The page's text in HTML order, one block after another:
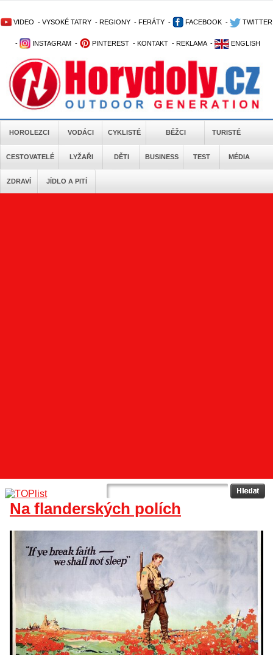
VIDEO - VYSOKÉ TATRY - REGIONY - FERÁTY - FACEBOOK - TWITTER
- INSTAGRAM - PINTEREST - KONTAKT - REKLAMA - ENGLISH
HOROLEZCI VODÁCI CYKLISTÉ BĚŽCI TURISTÉ
CESTOVATELÉ LYŽAŘI DĚTI BUSINESS TEST MÉDIA
ZDRAVÍ JÍDLO A PITÍ
Na flanderských polích